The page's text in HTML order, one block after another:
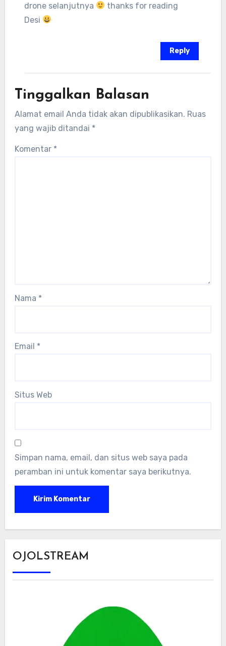
drone selanjutnya
thanks for reading
Desi
Reply
Tinggalkan Balasan
Alamat email Anda tidak akan dipublikasikan. Ruas
yang wajib ditandai *
Komentar *
Nama *
Email *
Situs Web
Simpan nama, email, dan situs web saya pada
peramban ini untuk komentar saya berikutnya.
OJOLSTREAM